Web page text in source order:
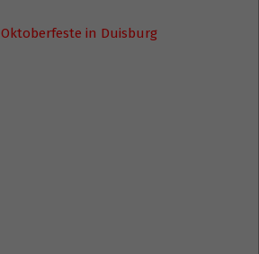
Oktoberfeste in Duisburg